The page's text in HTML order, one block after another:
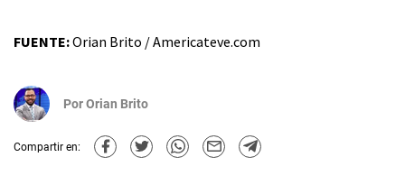
FUENTE:Orian Brito / Americateve.com
PorOrian Brito
Compartir en: